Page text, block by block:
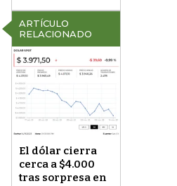
ARTÍCULO
RELACIONADO
El dólar cierra
cerca a $4.000
tras sorpresa en